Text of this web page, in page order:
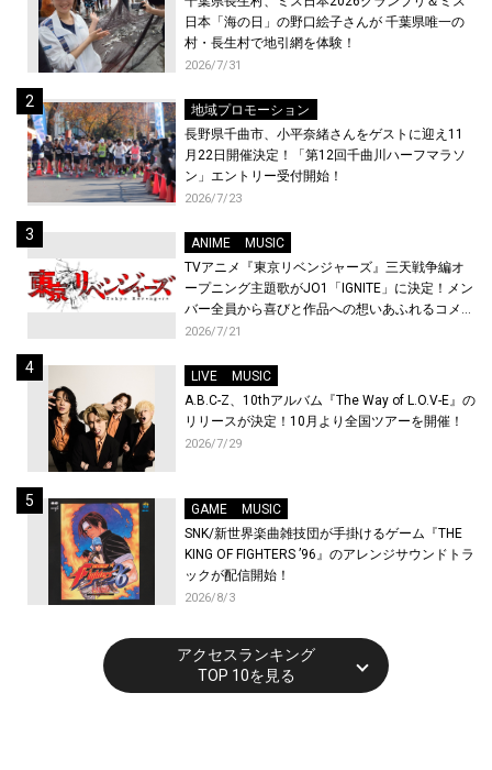
日本「海の日」の野口絵子さんが 千葉県唯一の
村・長生村で地引網を体験！
2026/7/31
地域プロモーション
長野県千曲市、小平奈緒さんをゲストに迎え11
月22日開催決定！「第12回千曲川ハーフマラソ
ン」エントリー受付開始！
2026/7/23
ANIME
MUSIC
TVアニメ『東京リベンジャーズ』三天戦争編オ
ープニング主題歌がJO1「IGNITE」に決定！メン
バー全員から喜びと作品への想いあふれるコメン
トが到着！9月に東京・大阪で先行上映会を開
2026/7/21
LIVE
MUSIC
A.B.C-Z、10thアルバム『The Way of L.O.V-E』の
リリースが決定！10月より全国ツアーを開催！
2026/7/29
GAME
MUSIC
SNK/新世界楽曲雑技団が手掛けるゲーム『THE
KING OF FIGHTERS ’96』のアレンジサウンドトラ
ックが配信開始！
2026/8/3
アクセスランキング
TOP 10を見る